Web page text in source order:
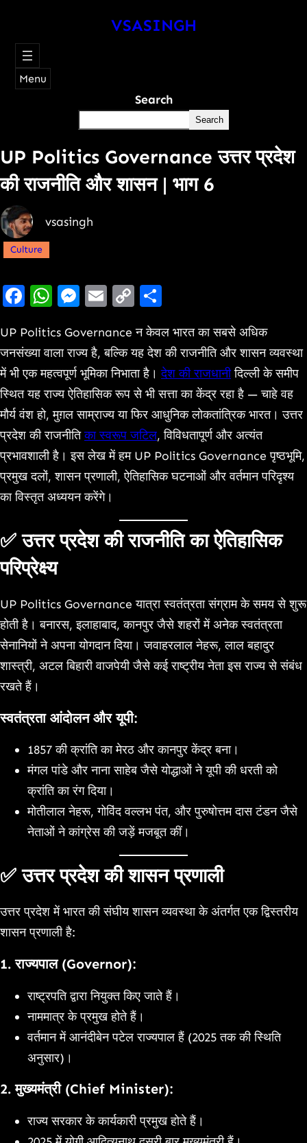
VSASINGH
Menu
Search
Search
UP Politics Governance उत्तर प्रदेश
की राजनीति और शासन | भाग 6
vsasingh
Culture
Facebook
WhatsApp
Messenger
Email
Copy
UP Politics Governance न केवल भारत का सबसे अधिक
जनसंख्या वाला राज्य है, बल्कि यह देश की राजनीति और शासन व्यवस्था
में भी एक महत्वपूर्ण भूमिका निभाता है।देश की राजधानीदिल्ली के समीप
स्थित यह राज्य ऐतिहासिक रूप से भी सत्ता का केंद्र रहा है — चाहे वह
मौर्य वंश हो, मुग़ल साम्राज्य या फिर आधुनिक लोकतांत्रिक भारत। उत्तर
प्रदेश की राजनीतिका स्वरूप जटिल, विविधतापूर्ण और अत्यंत
प्रभावशाली है। इस लेख में हम UP Politics Governance पृष्ठभूमि,
प्रमुख दलों, शासन प्रणाली, ऐतिहासिक घटनाओं और वर्तमान परिदृश्य
का विस्तृत अध्ययन करेंगे।
✅ उत्तर प्रदेश की राजनीति का ऐतिहासिक
परिप्रेक्ष्य
UP Politics Governance यात्रा स्वतंत्रता संग्राम के समय से शुरू
होती है। बनारस, इलाहाबाद, कानपुर जैसे शहरों में अनेक स्वतंत्रता
सेनानियों ने अपना योगदान दिया। जवाहरलाल नेहरू, लाल बहादुर
शास्त्री, अटल बिहारी वाजपेयी जैसे कई राष्ट्रीय नेता इस राज्य से संबंध
रखते हैं।
स्वतंत्रता आंदोलन और यूपी:
1857 की क्रांति का मेरठ और कानपुर केंद्र बना।
मंगल पांडे और नाना साहेब जैसे योद्धाओं ने यूपी की धरती को
क्रांति का रंग दिया।
मोतीलाल नेहरू, गोविंद वल्लभ पंत, और पुरुषोत्तम दास टंडन जैसे
नेताओं ने कांग्रेस की जड़ें मजबूत कीं।
✅ उत्तर प्रदेश की शासन प्रणाली
उत्तर प्रदेश में भारत की संघीय शासन व्यवस्था के अंतर्गत एक द्विस्तरीय
शासन प्रणाली है:
1.राज्यपाल (Governor):
राष्ट्रपति द्वारा नियुक्त किए जाते हैं।
नाममात्र के प्रमुख होते हैं।
वर्तमान में आनंदीबेन पटेल राज्यपाल हैं (2025 तक की स्थिति
अनुसार)।
2.मुख्यमंत्री (Chief Minister):
राज्य सरकार के कार्यकारी प्रमुख होते हैं।